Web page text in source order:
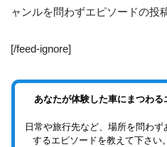
ャンルを問わずエピソードの投
[/feed-ignore]
あなたが体験した車にまつわる
日常や旅行先など、場所を問わ
するエピソードを教えて下さい